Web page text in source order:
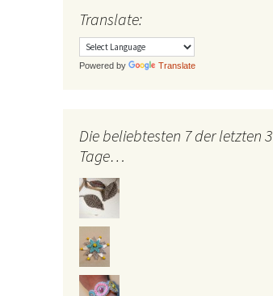
Translate:
Powered by Translate
Die beliebtesten 7 der letzten 3
Tage…